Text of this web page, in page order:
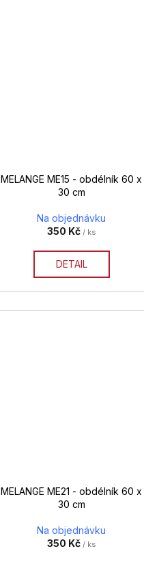
MELANGE ME15 - obdélník 60 x
30 cm
Na objednávku
350 Kč / ks
DETAIL
MELANGE ME21 - obdélník 60 x
30 cm
Na objednávku
350 Kč / ks